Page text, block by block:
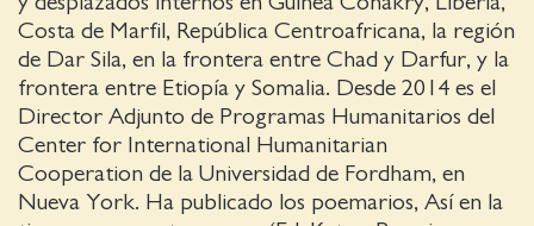
Costa de Marfil, República Centroafricana, la región
de Dar Sila, en la frontera entre Chad y Darfur, y la
frontera entre Etiopía y Somalia. Desde 2014 es el
Director Adjunto de Programas Humanitarios del
Center for International Humanitarian
Cooperation de la Universidad de Fordham, en
Nueva York. Ha publicado los poemarios, Así en la